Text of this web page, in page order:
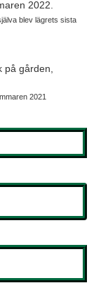
blev lägrets sista
2021